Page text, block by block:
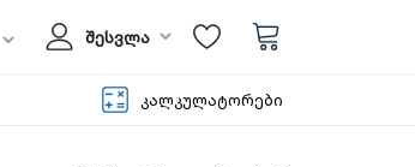
შესვლა
კალკულატორები